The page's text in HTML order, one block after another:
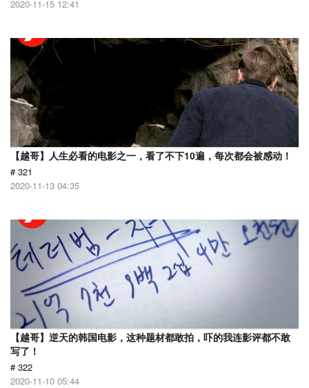
2020-11-15 12:41
【越哥】人生必看的电影之一，看了不下10遍，每次都会被感动！
# 321
2020-11-13 04:35
【越哥】逆天的韩国电影，这种题材都敢拍，吓的我连影评都不敢
写了！
# 322
2020-11-10 05:44